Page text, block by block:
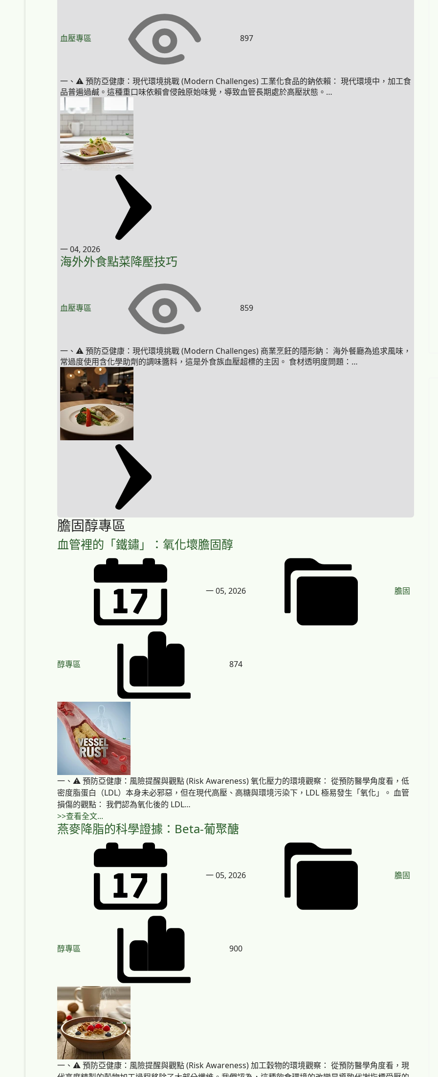
血壓專區 897
一、⚠️ 預防亞健康：現代環境挑戰 (Modern Challenges) 工業化食品的鈉依賴： 現代環境中，加工食
品普遍過鹹。這種重口味依賴會侵蝕原始味覺，導致血管長期處於高壓狀態。…
一 04, 2026
海外外食點菜降壓技巧
血壓專區 859
一、⚠️ 預防亞健康：現代環境挑戰 (Modern Challenges) 商業烹飪的隱形鈉： 海外餐廳為追求風味，
常過度使用含化學助劑的調味醬料，這是外食族血壓超標的主因。 食材透明度問題：…
膽固醇專區
血管裡的「鐵鏽」：氧化壞膽固醇
一 05, 2026 膽固
醇專區 874
一、⚠️ 預防亞健康：風險提醒與觀點 (Risk Awareness) 氧化壓力的環境觀察： 從預防醫學角度看，低
密度脂蛋白（LDL）本身未必邪惡，但在現代高壓、高糖與環境污染下，LDL 極易發生「氧化」。 血管
損傷的觀點： 我們認為氧化後的 LDL…
>>查看全文...
燕麥降脂的科學證據：Beta-葡聚醣
一 05, 2026 膽固
醇專區 900
一、⚠️ 預防亞健康：風險提醒與觀點 (Risk Awareness) 加工穀物的環境觀察： 從預防醫學角度看，現